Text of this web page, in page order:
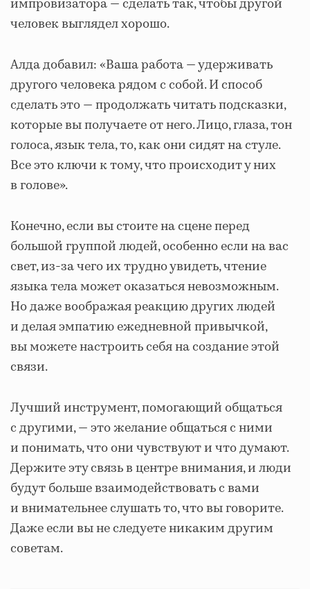
импровизатора — сделать так, чтобы другой
человек выглядел хорошо.
Алда добавил: «Ваша работа — удерживать
другого человека рядом с собой. И способ
сделать это — продолжать читать подсказки,
которые вы получаете от него. Лицо, глаза, тон
голоса, язык тела, то, как они сидят на стуле.
Все это ключи к тому, что происходит у них
в голове».
Конечно, если вы стоите на сцене перед
большой группой людей, особенно если на вас
свет, из-за чего их трудно увидеть, чтение
языка тела может оказаться невозможным.
Но даже воображая реакцию других людей
и делая эмпатию ежедневной привычкой,
вы можете настроить себя на создание этой
связи.
Лучший инструмент, помогающий общаться
с другими, — это желание общаться с ними
и понимать, что они чувствуют и что думают.
Держите эту связь в центре внимания, и люди
будут больше взаимодействовать с вами
и внимательнее слушать то, что вы говорите.
Даже если вы не следуете никаким другим
советам.